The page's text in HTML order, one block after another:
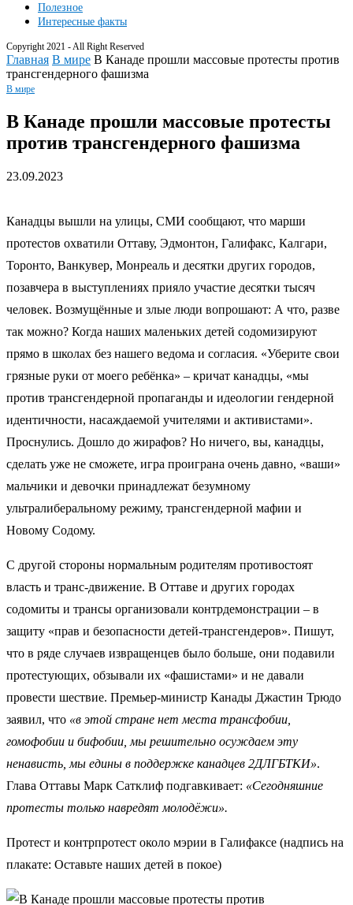
Полезное
Интересные факты
Copyright 2021 - All Right Reserved
Главная В мире В Канаде прошли массовые протесты против
трансгендерного фашизма
В мире
В Канаде прошли массовые протесты
против трансгендерного фашизма
23.09.2023
Канадцы вышли на улицы, СМИ сообщают, что марши
протестов охватили Оттаву, Эдмонтон, Галифакс, Калгари,
Торонто, Ванкувер, Монреаль и десятки других городов,
позавчера в выступлениях прияло участие десятки тысяч
человек. Возмущённые и злые люди вопрошают: А что, разве
так можно? Когда наших маленьких детей содомизируют
прямо в школах без нашего ведома и согласия. «Уберите свои
грязные руки от моего ребёнка» – кричат канадцы, «мы
против трансгендерной пропаганды и идеологии гендерной
идентичности, насаждаемой учителями и активистами».
Проснулись. Дошло до жирафов? Но ничего, вы, канадцы,
сделать уже не сможете, игра проиграна очень давно, «ваши»
мальчики и девочки принадлежат безумному
ультралиберальному режиму, трансгендерной мафии и
Новому Содому.
С другой стороны нормальным родителям противостоят
власть и транс-движение. В Оттаве и других городах
содомиты и трансы организовали контрдемонстрации – в
защиту «прав и безопасности детей-трансгендеров». Пишут,
что в ряде случаев извращенцев было больше, они подавили
протестующих, обзывали их «фашистами» и не давали
провести шествие. Премьер-министр Канады Джастин Трюдо
заявил, что «в этой стране нет места трансфобии,
гомофобии и бифобии, мы решительно осуждаем эту
ненависть, мы едины в поддержке канадцев 2ДЛГБТКИ».
Глава Оттавы Марк Сатклиф подгавкивает: «Сегодняшние
протесты только навредят молодёжи».
Протест и контрпротест около мэрии в Галифаксе (надпись на
плакате: Оставьте наших детей в покое)